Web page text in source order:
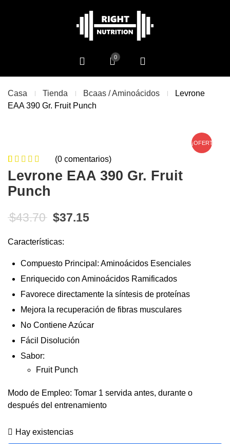
0
Casa Tienda Bcaas / Aminoácidos
Levrone
EAA 390 Gr. Fruit Punch
¡OFERTA!
0 de
5
based on
0
customer
(0 comentarios)
Levrone EAA 390 Gr. Fruit
Punch
$43.70 El precio original era: $43.70.
$37.15El precio actual es:
Características:
Compuesto Principal: Aminoácidos Esenciales
Enriquecido con Aminoácidos Ramificados
Favorece directamente la síntesis de proteínas
Mejora la recuperación de fibras musculares
No Contiene Azúcar
Fácil Disolución
Sabor:
Fruit Punch
Modo de Empleo: Tomar 1 servida antes, durante o
después del entrenamiento
Hay existencias